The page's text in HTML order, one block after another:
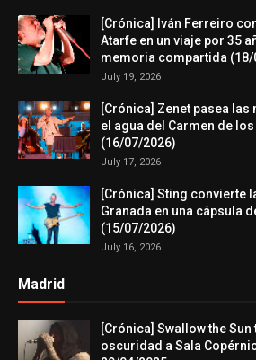
[Crónica] Iván Ferreiro
Atarfe en un viaje por 35
memoria compartida (18/
July 19, 2026
[Crónica] Zenet pasea las
el agua del Carmen de
(16/07/2026)
July 17, 2026
[Crónica] Sting convierte
Granada en una cápsula
(15/07/2026)
July 16, 2026
Madrid
[Crónica] Swallow the
oscuridad a Sala